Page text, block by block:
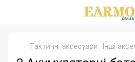
Тактичні аксесуари Інші